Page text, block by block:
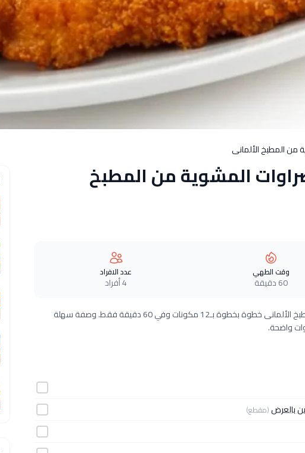
من المطبخ الألمانى
المشوية من المطبخ
وقت الطهي
60 دقيقة
عدد الافراد
4 أفراد
طريقة عمل دجاج بانيه شنيتزل مع الخضراوات المشوية من المطبخ الألمانى خطوة بخطوة بـ12 مكونات وفي 60 دقيقة فقط. وصفة سهلة
(مقطع)